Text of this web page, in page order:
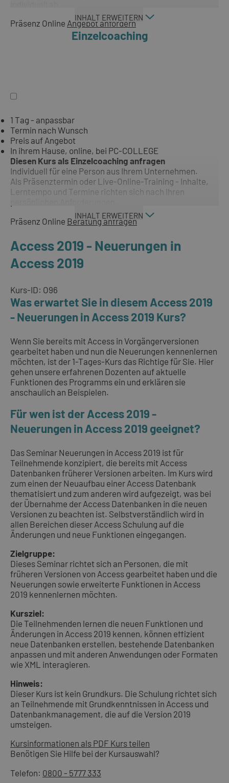
INHALT ERWEITERN
Präsenz Online Angebot anfordern
Einzelcoaching
1 Tag - anpassbar
Termin nach Wunsch
Preis auf Angebot
In ihrem Hause, online, bei PC-COLLEGE
Diesen Kurs als Einzelcoaching anfragen
Individuell für eine Person aus Ihrem Unternehmen.
Als Präsenztermin oder Live-Online-Training - Inhalte,
Lerntempo und Termine richten sich nach Ihren
INHALT ERWEITERN
Präsenz Online Beratung anfragen
Access 2019 - Neuerungen in
Access 2019
Kurs-ID: O96
Was erwartet Sie in diesem Access 2019
- Neuerungen in Access 2019 Kurs?
Wenn Sie bereits mit Access in Vorgängerversionen
gearbeitet haben und nun die Neuerungen kennenlernen
möchten, ist der 1-Tages-Kurs das Richtige für Sie. Hier
gehen unsere erfahrenen Dozenten auf aktuelle
Funktionen des Programms ein und erklären sie
anschaulich an Beispielen.
Für wen ist der Access 2019 -
Neuerungen in Access 2019 geeignet?
Das Seminar Neuerungen in Access 2019 ist für
Teilnehmende konzipiert, die bereits mit Access
Datenbanken früherer Versionen arbeiten. Im Kurs wird
zum einen der Neuaufbau einer Access Datenbank
thematisiert und zum anderen wird aufgezeigt, was bei
der Übernahme der Access Datenbanken in die neuen
Versionen zu beachten ist. Selbstverständlich wird in
allen Bereichen dieser Access Schulung auf die
Änderungen und neue Funktionen eingegangen.
Zielgruppe:
Dieses Seminar richtet sich an Personen, die mit
früheren Versionen von Access gearbeitet haben und die
Neuerungen sowie erweiterte Funktionen in Access
2019 kennenlernen möchten.
Kursziel:
Die Teilnehmenden lernen die neuen Funktionen und
Änderungen in Access 2019 kennen, können effizient
neue Datenbanken erstellen, bestehende Datenbanken
anpassen und mit anderen Anwendungen oder Formaten
wie XML interagieren.
Hinweis:
Dieser Kurs ist kein Grundkurs. Die Schulung richtet sich
an Teilnehmende mit Grundkenntnissen in Access und
Datenbankmanagement, die auf die Version 2019
umsteigen.
Kursinformationen als PDF Kurs teilen
Benötigen Sie Hilfe bei der Kursauswahl?
Telefon: 0800 - 5777 333